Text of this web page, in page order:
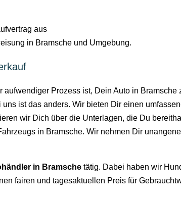
aus
in Bramsche und Umgebung.
Prozess ist, Dein Auto in
ist das anders. Wir bieten Dir einen
wir Dich über die Unterlagen, die Du
in Bramsche. Wir nehmen Dir
in Bramsche tätig. Dabei haben wir
fairen und tagesaktuellen Preis für